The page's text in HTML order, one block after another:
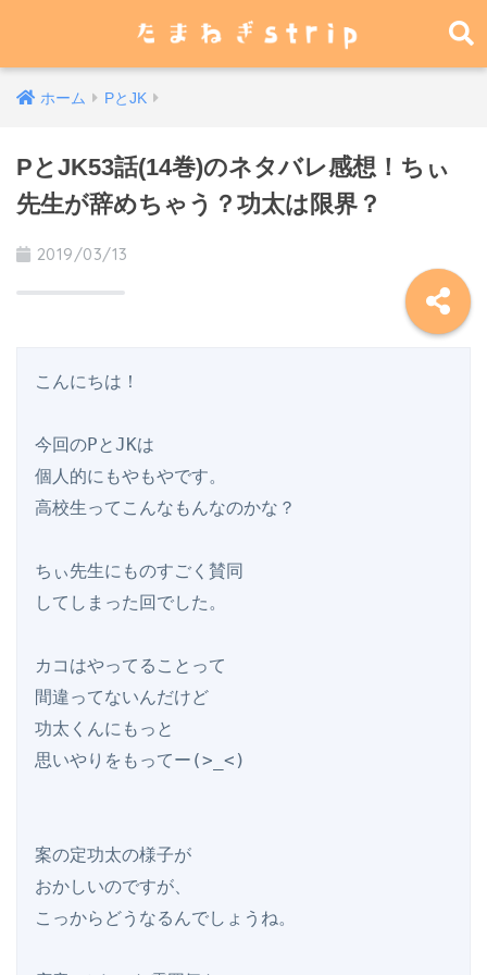
ホーム PとJK
PとJK53話(14巻)のネタバレ感想！ちぃ
先生が辞めちゃう？功太は限界？
2019/03/13
こんにちは！
今回のPとJKは
個人的にもやもやです。
高校生ってこんなもんなのかな？
ちぃ先生にものすごく賛同
してしまった回でした。
カコはやってることって
間違ってないんだけど
功太くんにもっと
思いやりをもってー(>_<)
案の定功太の様子が
おかしいのですが、
こっからどうなるんでしょうね。